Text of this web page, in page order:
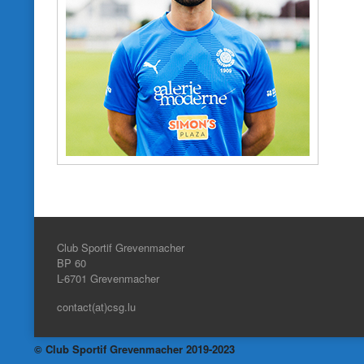
Club Sportif Grevenmacher
BP 60
L-6701 Grevenmacher
contact(at)csg.lu
© Club Sportif Grevenmacher 2019-2023